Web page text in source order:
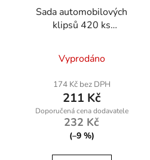
Sada automobilových
klipsů 420 ks
Vyprodáno
174 Kč bez DPH
211 Kč
232 Kč
(–9 %)